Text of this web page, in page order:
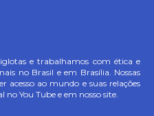
e trabalhamos com ética e
no Brasil e em Brasília. Nossas
acesso ao mundo e suas relações
no You Tube e em nosso site.